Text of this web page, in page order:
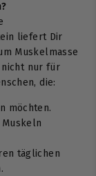
liefert Dir
Muskelmasse
nicht nur für
die:
möchten.
täglichen